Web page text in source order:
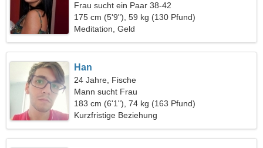
Frau sucht ein Paar 38-42
175 cm (5'9"), 59 kg (130 Pfund)
Meditation, Geld
Han
24 Jahre, Fische
Mann sucht Frau
183 cm (6'1"), 74 kg (163 Pfund)
Kurzfristige Beziehung